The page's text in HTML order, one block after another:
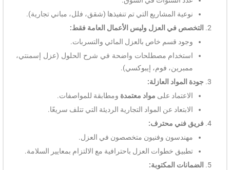
نوعية المشاريع التي تم تنفيذها (شقق، فلل، مباني تجارية).
التخصص في العزل وليس الأعمال العامة فقط:
وجود قسم خاص بالعزل المائي والتسربات.
استخدام مصطلحات واضحة في شرح الحلول (عزل إسمنتي،
ممبرين، فوم، إيبوكسي).
جودة المواد العازلة:
الاعتماد على مواد معتمدة ومطابقة للمواصفات.
الابتعاد عن المواد التجارية الرديئة التي تتلف سريعًا.
فريق فني محترف:
مهندسون وفنيون متخصصون في العزل.
تطبيق خطوات العزل باحترافية مع الالتزام بمعايير السلامة.
الضمانات المكتوبة: